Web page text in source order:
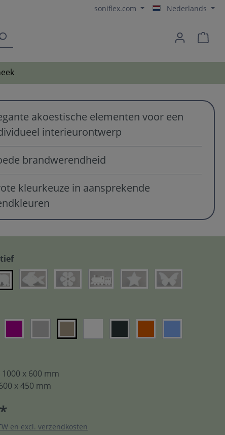
soniflex.com Nederlands
akoestische elementen voor een
interieurontwerp
brandwerendheid
kleurkeuze in aansprekende
x 600 mm
x 450 mm
en excl. verzendkosten